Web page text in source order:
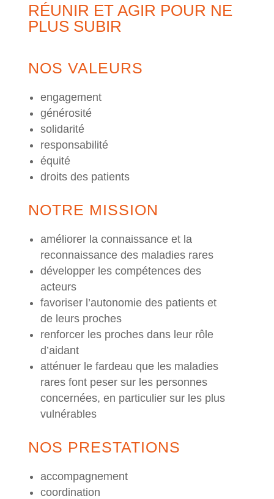
RÉUNIR ET AGIR POUR NE
PLUS SUBIR
NOS VALEURS
engagement
générosité
solidarité
responsabilité
équité
droits des patients
NOTRE MISSION
améliorer la connaissance et la
reconnaissance des maladies rares
développer les compétences des
acteurs
favoriser l’autonomie des patients et
de leurs proches
renforcer les proches dans leur rôle
d’aidant
atténuer le fardeau que les maladies
rares font peser sur les personnes
concernées, en particulier sur les plus
vulnérables
NOS PRESTATIONS
accompagnement
coordination